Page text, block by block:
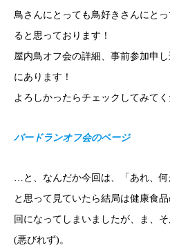
鳥さんにとっても鳥好きさんにと
ると思っております！
屋内鳥オフ会の詳細、事前参加申
にあります！
よろしかったらチェックしてみてく
バードランオフ会のページ
…と、なんだか今回は、「あれ、何
と思って見ていたら結局は健康食
回になってしまいましたが、ま、
(悪びれず)。